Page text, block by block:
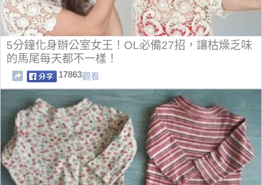
5分鐘化身辦公室女王！OL必備27招，讓枯燥乏味
的馬尾每天都不一樣！
17863觀看